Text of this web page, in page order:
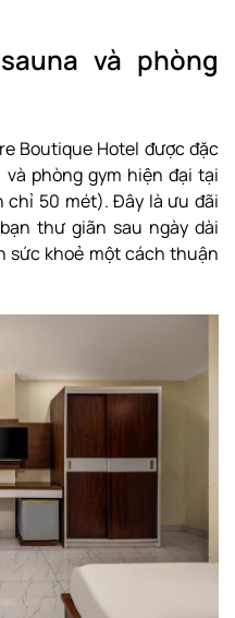
và phòng
Boutique Hotel được đặc
phòng gym hiện đại tại
chỉ 50 mét). Đây là ưu đãi
thư giãn sau ngày dài
sức khoẻ một cách thuận